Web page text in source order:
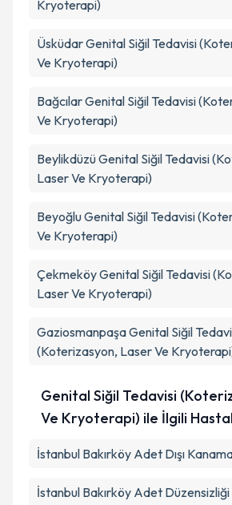
Kryoterapi)
ÜsküdarGenital Siğil Tedavisi
Ve Kryoterapi)
BağcılarGenital Siğil Tedavisi
Ve Kryoterapi)
BeylikdüzüGenital Siğil Tedavisi
Laser Ve Kryoterapi)
BeyoğluGenital Siğil Tedavisi
Ve Kryoterapi)
ÇekmeköyGenital Siğil Tedavisi
Laser Ve Kryoterapi)
GaziosmanpaşaGenital Siğil
(Koterizasyon, Laser Ve
Genital Siğil Tedavisi
Ve Kryoterapi) ile İlgili
İstanbul Bakırköy Adet Dışı
İstanbul Bakırköy Adet Düzensizliği